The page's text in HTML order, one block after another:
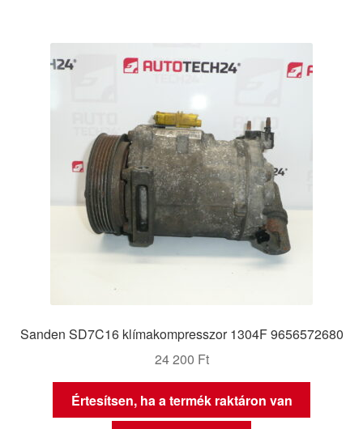
Sanden SD7C16 klímakompresszor 1304F 9656572680
24 200 Ft
Értesítsen, ha a termék raktáron van